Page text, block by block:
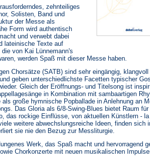
zehnteiliges
Solisten, Band und
der Messe als
Form wird authentisch
und verwebt dabei
lateinische Texte auf
von Kai Lünnemann's
werden Spaß mit dieser Messe haben.
Chorsätze (SATB) sind sehr eingängig, klangvoll
geben unterschiedlichste Facetten typischer
Gleich der Eröffnungs- und Titelsong ist
in Kombination mit sambaartigen
große hymnische Popballade in Anlehnung an
Das Gloria als 6/8-Swing-Blues bietet Raum für
das rockige Einflüsse, von aktuellen Künstlern -
weitere abwechslungsreiche Ideen, finden sich
sie nie den Bezug zur Messliturgie.
Werk, das Spaß macht und hervorragend
Chorkonzerte mit neuen musikalischen